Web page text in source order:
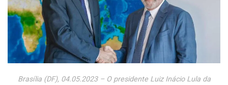
Brasília (DF), 04.05.2023 – O presidente Luiz Inácio Lula da